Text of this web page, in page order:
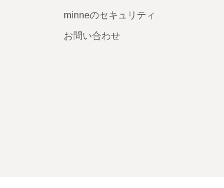
minneのセキュリティ
お問い合わせ